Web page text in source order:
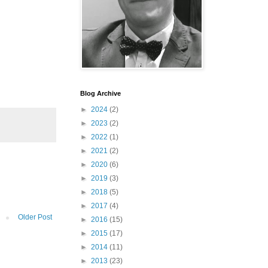
Older Post
Blog Archive
► 2024 (2)
► 2023 (2)
► 2022 (1)
► 2021 (2)
► 2020 (6)
► 2019 (3)
► 2018 (5)
► 2017 (4)
► 2016 (15)
► 2015 (17)
► 2014 (11)
► 2013 (23)